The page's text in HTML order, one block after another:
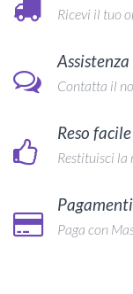
Ricevi il tuo
Contatta il
Reso facile
Restituisci la
Paga con